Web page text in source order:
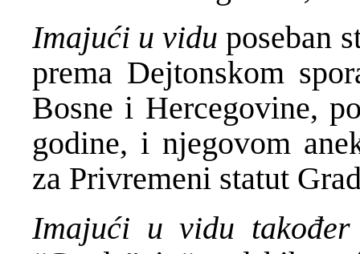
Imajući u viduposeban
prema Dejtonskom
Bosne i Hercegovine,
godine, i njegovom
za Privremeni statut
Imajući u vidu